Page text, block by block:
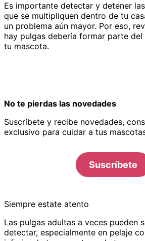
Es importante detectar y detener
que se multipliquen dentro de tu
un problema aún mayor. Por eso,
hay pulgas debería formar parte
tu mascota.
No te pierdas las novedades
Suscríbete y recibe novedades,
exclusivo para cuidar a tus
Suscríbete
Siempre estate atento
Las pulgas adultas a veces pueden
detectar, especialmente en pelaje